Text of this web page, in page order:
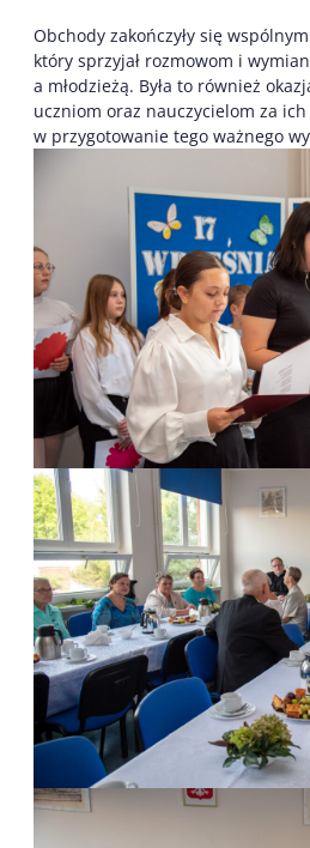
Obchody zakończyły się
który sprzyjał rozmowom i
a młodzieżą. Była to również
uczniom oraz nauczycielom za ich
w przygotowanie tego ważnego